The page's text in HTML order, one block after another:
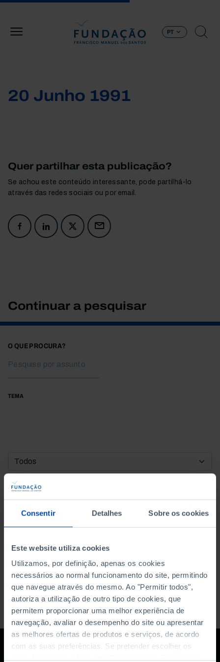
Consentir Detalhes Sobre os cookies
Este website utiliza cookies
Utilizamos, por definição, apenas os cookies
necessários ao normal funcionamento do site, permitindo
que navegue através do mesmo. Ao "Permitir todos",
autoriza a utilização de outro tipo de cookies, que
permitem proporcionar uma melhor experiência de
navegação, avaliar o desempenho do site ou apresentar
as melhores ofertas de produtos e serviços, de acordo
com as suas preferências. Se pretender escolher os
PT
20 Junho 1991
Quer partilhar esta publicação?
Se achou este conteúdo interessante, pode partilhá-lo
através das redes sociais ou por email.
Continuar a pesquisar
O QUE PROCURA?
TEMA
DATA DE INÍCIO
DATA DE FIM